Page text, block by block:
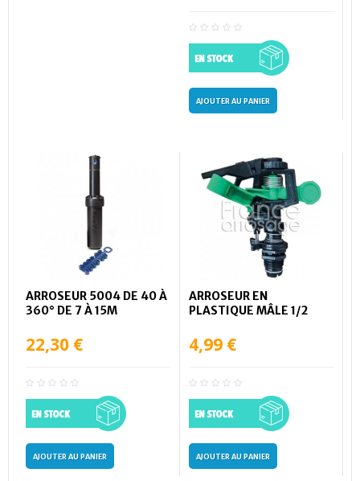
AJOUTER AU PANIER
ARROSEUR 5004 DE 40 À
360° DE 7 À 15M
22,30 €
AJOUTER AU PANIER
ARROSEUR EN
PLASTIQUE MÂLE 1/2
4,99 €
AJOUTER AU PANIER